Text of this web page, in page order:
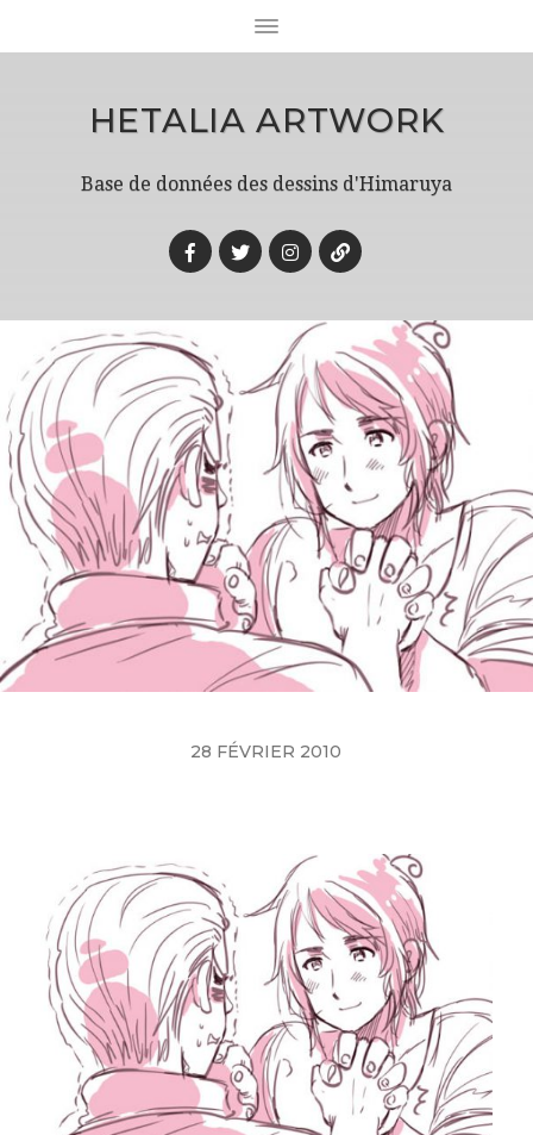
HETALIA ARTWORK
Base de données des dessins d'Himaruya
28 FÉVRIER 2010